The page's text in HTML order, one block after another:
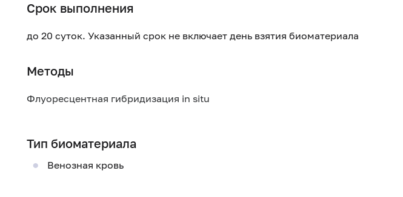
Срок выполнения
до 20 суток. Указанный срок не включает день взятия биоматериала
Методы
Флуоресцентная гибридизация in situ
Тип биоматериала
Венозная кровь